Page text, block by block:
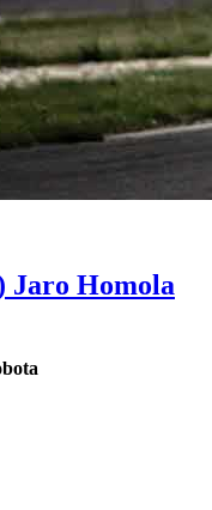
Jaro Homola